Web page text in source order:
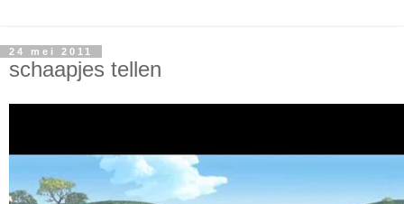
24 mei 2011
schaapjes tellen